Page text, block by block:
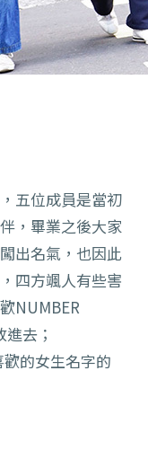
五位成員是當初
，畢業之後大家
出名氣，也因此
四方颯人有些害
NUMBER
去；
歡的女生名字的